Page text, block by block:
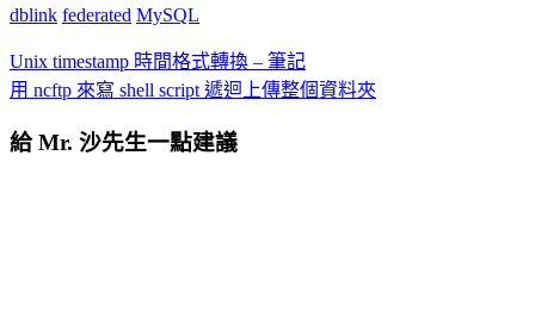
dblink federated MySQL
Unix timestamp 時間格式轉換 – 筆記
用 ncftp 來寫 shell script 遞迴上傳整個資料夾
給 Mr. 沙先生一點建議